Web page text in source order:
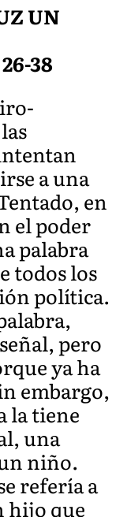
UN
38
a una
en
el poder
palabra
todos los
política.
pero
ya ha
embargo,
la tiene
una
niño.
refería a
hijo que